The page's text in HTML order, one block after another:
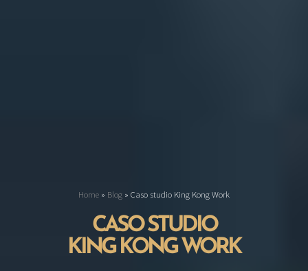
Home » Blog » Caso studio King Kong Work
CASO STUDIO
KING KONG WORK